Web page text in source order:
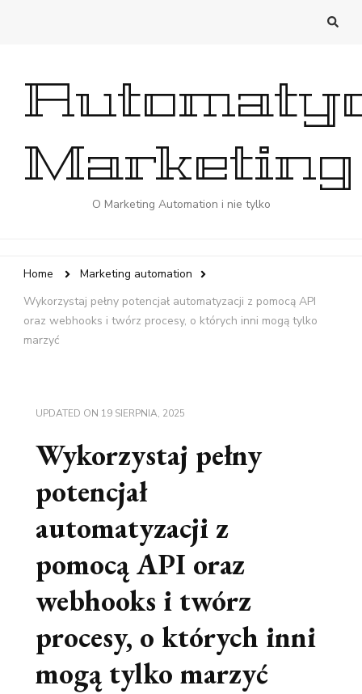
Marketing
O Marketing Automation i nie tylko
Home
Marketing automation
Wykorzystaj pełny potencjał automatyzacji z pomocą API
oraz webhooks i twórz procesy, o których inni mogą tylko
marzyć
UPDATED ON 19 SIERPNIA, 2025
Wykorzystaj pełny
potencjał
automatyzacji z
pomocą API oraz
webhooks i twórz
procesy, o których inni
mogą tylko marzyć